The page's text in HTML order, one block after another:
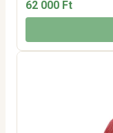
62 000 Ft